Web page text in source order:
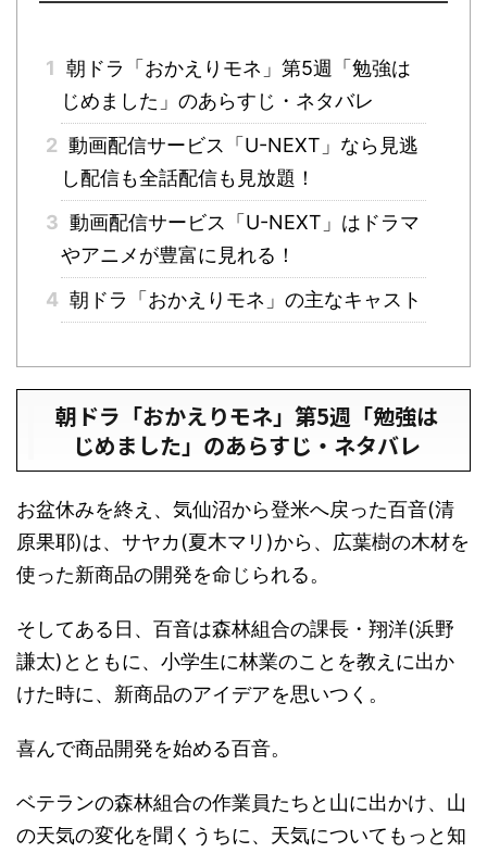
1 朝ドラ「おかえりモネ」第5週「勉強は
じめました」のあらすじ・ネタバレ
2 動画配信サービス「U-NEXT」なら見逃
し配信も全話配信も見放題！
3 動画配信サービス「U-NEXT」はドラマ
やアニメが豊富に見れる！
4 朝ドラ「おかえりモネ」の主なキャスト
朝ドラ「おかえりモネ」第5週「勉強は
じめました」のあらすじ・ネタバレ
お盆休みを終え、気仙沼から登米へ戻った百音(清
原果耶)は、サヤカ(夏木マリ)から、広葉樹の木材を
使った新商品の開発を命じられる。
そしてある日、百音は森林組合の課長・翔洋(浜野
謙太)とともに、小学生に林業のことを教えに出か
けた時に、新商品のアイデアを思いつく。
喜んで商品開発を始める百音。
ベテランの森林組合の作業員たちと山に出かけ、山
の天気の変化を聞くうちに、天気についてもっと知